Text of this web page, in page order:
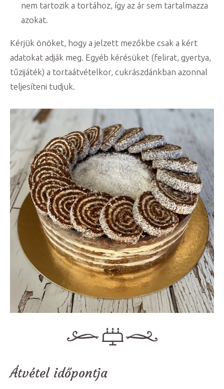
nem tartozik a tortához, így az ár sem tartalmazza
azokat.
Kérjük önöket, hogy a jelzett mezőkbe csak a kért
adatokat adják meg. Egyéb kérésüket (felirat, gyertya,
tűzijáték) a tortaátvételkor, cukrászdánkban azonnal
teljesíteni tudjuk.
Átvétel időpontja